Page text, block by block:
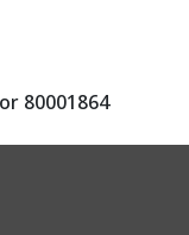
80001864